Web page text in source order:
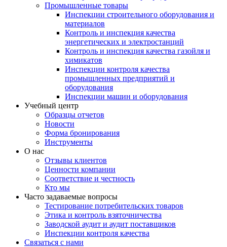
Промышленные товары
Инспекции строительного оборудования и
материалов
Контроль и инспекция качества
энергетических и электростанций
Контроль и инспекция качества газойля и
химикатов
Инспекции контроля качества
промышленных предприятий и
оборудования
Инспекции машин и оборудования
Учебный центр
Образцы отчетов
Новости
Форма бронирования
Инструменты
О нас
Отзывы клиентов
Ценности компании
Соответствие и честность
Кто мы
Часто задаваемые вопросы
Тестирование потребительских товаров
Этика и контроль взяточничества
Заводской аудит и аудит поставщиков
Инспекции контроля качества
Связаться с нами